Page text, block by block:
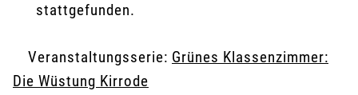
stattgefunden.
Veranstaltungsserie: Grünes Klassenzimmer:
Die Wüstung Kirrode